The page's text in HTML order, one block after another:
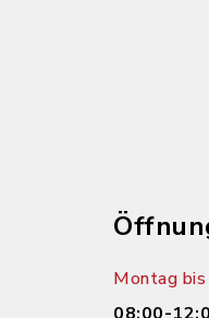
Montag